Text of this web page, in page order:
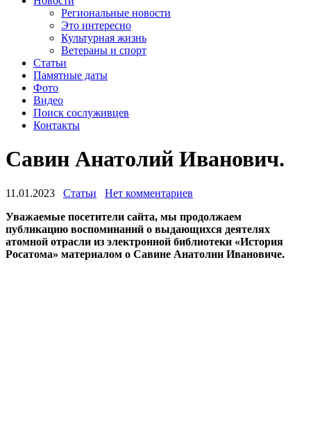
Региональные новости
Это интересно
Культурная жизнь
Ветераны и спорт
Статьи
Памятные даты
Фото
Видео
Поиск сослуживцев
Контакты
Савин Анатолий Иванович.
11.01.2023 Статьи
Нет комментариев
Уважаемые посетители сайта, мы продолжаем
публикацию воспоминаний о выдающихся деятелях
атомной отрасли из электронной библиотеки «История
Росатома» материалом о Савине Анатолии Ивановиче.